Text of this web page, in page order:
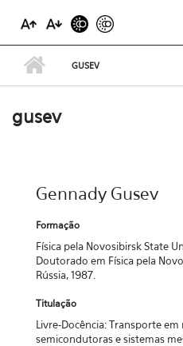
GUSEV
gusev
Gennady Gusev
Formação
Física pela Novosibirsk State
Doutorado em Física pela
Rússia, 1987.
Titulação
Livre-Docência: Transporte
semicondutoras e sistemas